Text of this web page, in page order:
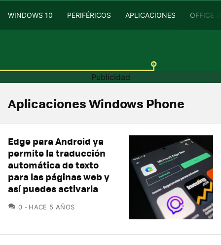
WINDOWS 10 PERIFÉRICOS APLICACIONES OFFICE
Aplicaciones Windows Phone
Edge para Android ya
permite la traducción
automática de texto
para las páginas web y
así puedes activarla
0 COMENTARIOS
HACE 5 AÑOS